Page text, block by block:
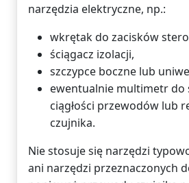
narzędzia elektryczne, np.:
wkrętak do zacisków
ściągacz izolacji,
szczypce boczne lub
ewentualnie multimetr do
ciągłości przewodów lub
czujnika.
Nie stosuje się narzędzi
ani narzędzi przeznaczonych